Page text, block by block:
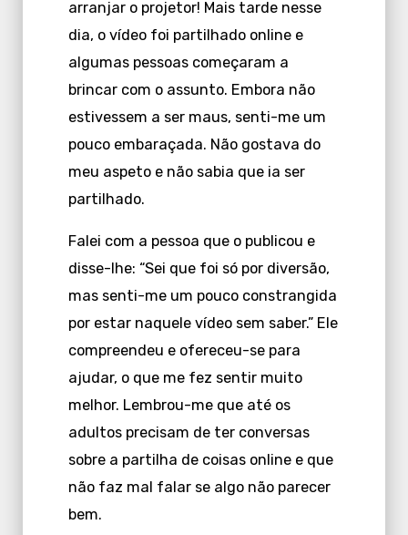
arranjar o projetor! Mais tarde nesse
dia, o vídeo foi partilhado online e
algumas pessoas começaram a
brincar com o assunto. Embora não
estivessem a ser maus, senti-me um
pouco embaraçada. Não gostava do
meu aspeto e não sabia que ia ser
partilhado.
Falei com a pessoa que o publicou e
disse-lhe: “Sei que foi só por diversão,
mas senti-me um pouco constrangida
por estar naquele vídeo sem saber.” Ele
compreendeu e ofereceu-se para
ajudar, o que me fez sentir muito
melhor. Lembrou-me que até os
adultos precisam de ter conversas
sobre a partilha de coisas online e que
não faz mal falar se algo não parecer
bem.